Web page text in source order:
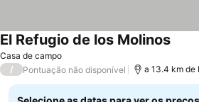
Casa de campo
El Refugio de los MolinosVer
/ Pontuação não disponível a 13.4 km de